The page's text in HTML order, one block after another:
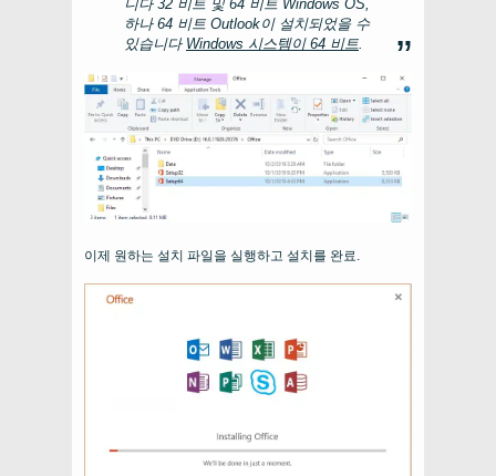
니다 32 비트 및 64 비트 Windows OS,
하나 64 비트 Outlook이 설치되었을 수
있습니다 Windows 시스템이 64 비트.
이제 원하는 설치 파일을 실행하고 설치를 완료.